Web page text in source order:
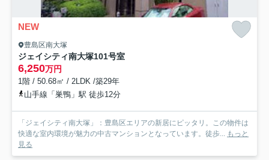
NEW
豊島区南大塚
ジェイシティ南大塚101号室
6,250万円
1階 / 50.68㎡ / 2LDK /築29年
山手線「巣鴨」駅 徒歩12分
「ジェイシティ南大塚」：豊島区エリアの新居にピッタリ。この物件は
快適な室内環境が魅力の中古マンションとなっています。徒歩... もっと
見る